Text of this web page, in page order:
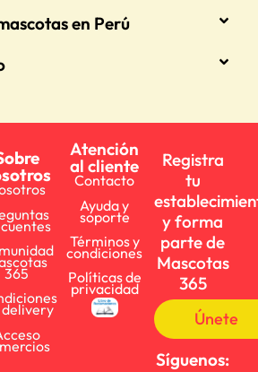
en Perú
365
delivery
Atención
al cliente
Contacto
Ayuda y
soporte
Términos y
condiciones
Políticas de
privacidad
Registra
tu
y forma
parte de
Mascotas
365
Únete
Síguenos: